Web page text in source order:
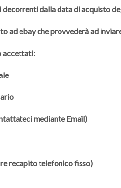
dalla data di acquisto
ad ebay che provvederà ad
accettati:
mediante Email)
recapito telefonico fisso)